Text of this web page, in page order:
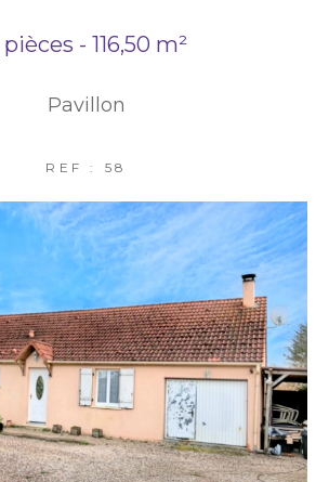
- 116,50 m²
Pavillon
REF : 58